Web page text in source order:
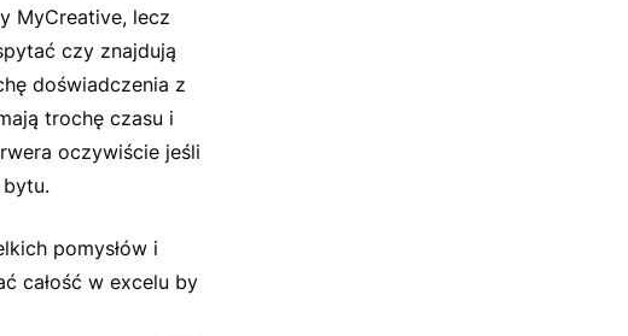
MyCreative, lecz
czy znajdują
doświadczenia z
trochę czasu i
oczywiście jeśli
pomysłów i
całość w excelu by